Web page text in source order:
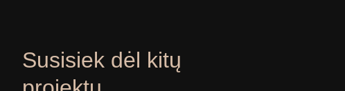
Susisiek dėl kitų